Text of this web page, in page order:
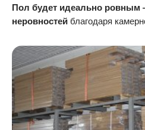
Пол будет идеально ровным
неровностей благодаря